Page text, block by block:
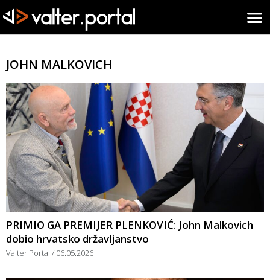
JOHN MALKOVICH
PRIMIO GA PREMIJER PLENKOVIĆ: John Malkovich
dobio hrvatsko državljanstvo
Valter Portal 06.05.2026